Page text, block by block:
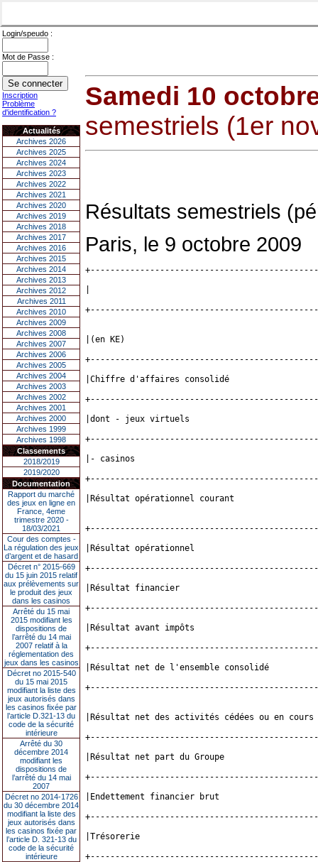
Login/speudo :
Mot de Passe :
Inscription
Problème
d'identification ?
Actualités
Archives 2026
Archives 2025
Archives 2024
Archives 2023
Archives 2022
Archives 2021
Archives 2020
Archives 2019
Archives 2018
Archives 2017
Archives 2016
Archives 2015
Archives 2014
Archives 2013
Archives 2012
Archives 2011
Archives 2010
Archives 2009
Archives 2008
Archives 2007
Archives 2006
Archives 2005
Archives 2004
Archives 2003
Archives 2002
Archives 2001
Archives 2000
Archives 1999
Archives 1998
Classements
2018/2019
2019/2020
Documentation
Rapport du marché
des jeux en ligne en
France, 4eme
trimestre 2020 -
18/03/2021
Cour des comptes -
La régulation des jeux
d’argent et de hasard
Décret n° 2015-669
du 15 juin 2015 relatif
aux prélèvements sur
le produit des jeux
dans les casinos
Arrêté du 15 mai
2015 modifiant les
dispositions de
l’arrêté du 14 mai
2007 relatif à la
réglementation des
jeux dans les casinos
Décret no 2015-540
du 15 mai 2015
modifiant la liste des
jeux autorisés dans
les casinos fixée par
l’article D.321-13 du
code de la sécurité
intérieure
Arrêté du 30
décembre 2014
modifiant les
dispositions de
l’arrêté du 14 mai
2007
Décret no 2014-1726
du 30 décembre 2014
modifiant la liste des
jeux autorisés dans
les casinos fixée par
l’article D. 321-13 du
code de la sécurité
intérieure
Samedi 10
semestriels (1er
Résultats semestriels
Paris, le 9 octobre 2009
|(en KE)
|Chiffre d'affaires consolidé
|dont - jeux virtuels
|- casinos
|Résultat opérationnel courant
|Résultat opérationnel
|Résultat financier
|Résultat avant impôts
|Résultat net de l'ensemble consolidé
|Résultat net des activités cédées ou en
|Résultat net part du Groupe
|Endettement financier brut
|Trésorerie